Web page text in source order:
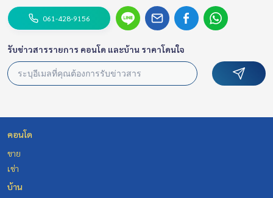
061-428-9156
รับข่าวสารรายการ คอนโด และบ้าน ราคาโดนใจ
คอนโด
ขาย
เช่า
บ้าน